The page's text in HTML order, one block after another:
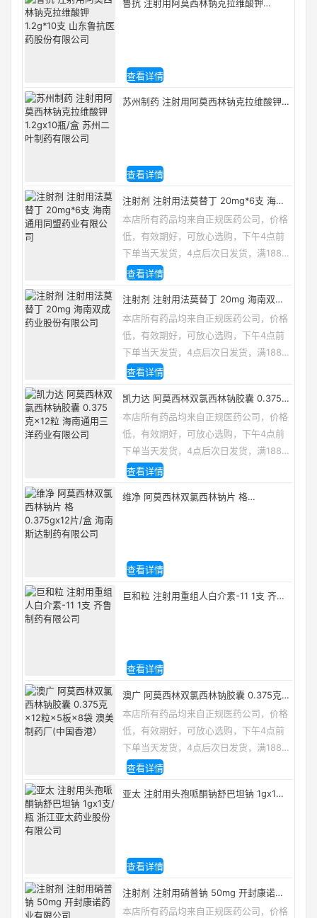
鲁抗 注射用阿莫西林钠克拉维酸钾
查看详情
苏州制药 注射用阿莫西林钠克拉维酸钾
查看详情
注射剂 注射用法莫替丁 20mg*6支 海南
通用同盟药业有限公司
本店所有药品均来自正规医药公司，价格
低，有效期好，可放心选购，下午4点前
下单当天发货，4点后次日发货，满188包
邮，咨询电话/微信：13335162133
查看详情
注射剂 注射用法莫替丁 20mg 海南双成
药业股份有限公司
本店所有药品均来自正规医药公司，价格
低，有效期好，可放心选购，下午4点前
下单当天发货，4点后次日发货，满188包
邮，咨询电话/微信：13335162133
查看详情
凯力达 阿莫西林双氯西林钠胶囊 0.375克
×12粒 海南通用三洋药业有限公司
本店所有药品均来自正规医药公司，价格
低，有效期好，可放心选购，下午4点前
下单当天发货，4点后次日发货，满188包
邮，咨询电话/微信：13335162133
查看详情
维净 阿莫西林双氯西林钠片 格
查看详情
巨和粒 注射用重组人白介素-11 1支 齐鲁
查看详情
澳广 阿莫西林双氯西林钠胶囊 0.375克
×12粒×5板×8袋 澳美制药厂(中国香港）
本店所有药品均来自正规医药公司，价格
低，有效期好，可放心选购，下午4点前
下单当天发货，4点后次日发货，满188包
邮，咨询电话/微信：13335162133
查看详情
亚太 注射用头孢哌酮钠舒巴坦钠 1gx1支/
查看详情
注射剂 注射用硝普钠 50mg 开封康诺药
业有限公司
本店所有药品均来自正规医药公司，价格